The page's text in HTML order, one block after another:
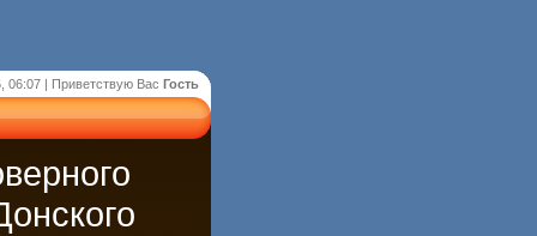
06:07 | Приветствую Вас Гость